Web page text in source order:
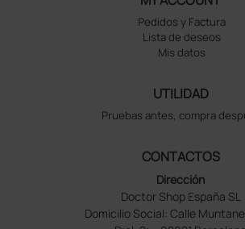
Pedidos y Factura
Lista de deseos
Mis datos
UTILIDAD
Pruebas antes, compra
CONTACTOS
Dirección
Doctor Shop España SL
Domicilio Social: Calle